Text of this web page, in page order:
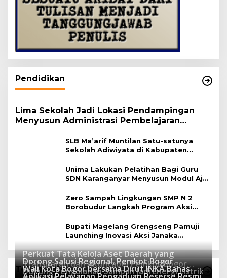
Pendidikan
Lima Sekolah Jadi Lokasi Pendampingan
Menyusun Administrasi Pembelajaran
SLB Ma’arif Muntilan Satu-satunya
Sekolah Adiwiyata di Kabupaten
Unima Lakukan Pelatihan Bagi Guru
SDN Karanganyar Menyusun Modul Ajar
Zero Sampah Lingkungan SMP N 2
Borobudur Langkah Program Aksi
Bupati Magelang Grengseng Pamuji
Launching Inovasi Aksi Janaka
Program Sekolah Adiwiyata
Teknologi
Perkuat Tata Kelola Aset Daerah yang
Transparan dan Akuntabel Pemkot Bogor
Luncurkan SIMASDA
8 Juli 2026
Dorong Salusi Regional, Pemkot Bogor
Dukung Pengolahan Sampah Jadi Energi Listrik
Wali Kota Bogor bersama Dirut INKA Bahas